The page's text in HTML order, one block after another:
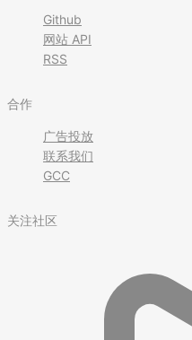
Github
网站 API
RSS
合作
广告投放
联系我们
GCC
关注社区